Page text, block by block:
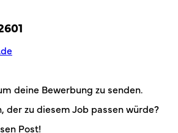
deine Bewerbung zu senden.
der zu diesem Job passen würde?
Post!